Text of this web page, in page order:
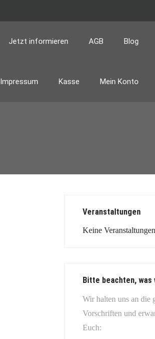
Jetzt informieren AGB Blog
Impressum Kasse Mein Konto
Veranstaltungen
Keine Veranstaltungen
Bitte beachten, was
Wir halten uns an die
Vorschriften und
Euch: